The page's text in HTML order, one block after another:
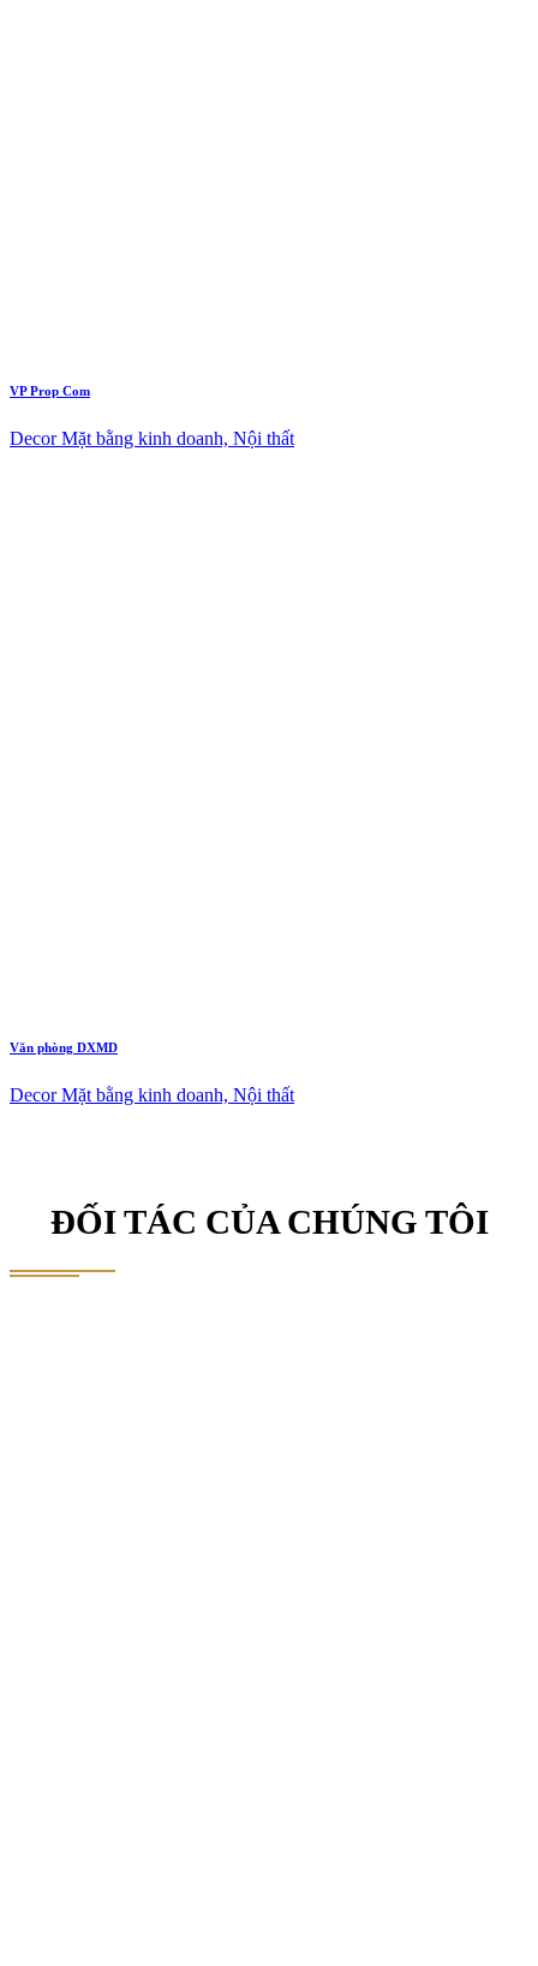
VP Prop Com
Decor Mặt bằng kinh doanh, Nội thất
Văn phòng DXMD
Decor Mặt bằng kinh doanh, Nội thất
ĐỐI TÁC CỦA CHÚNG TÔI